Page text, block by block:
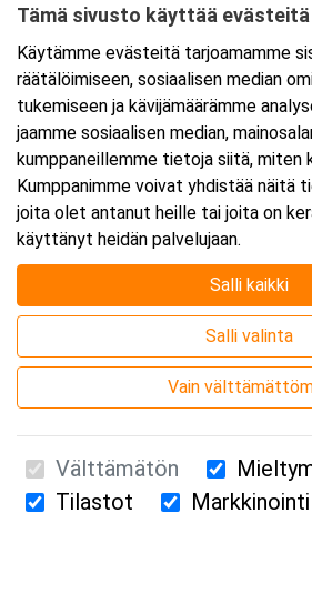
Tarkempi kartta ja ajo-ohjeet
Suomen Ensiapukoulutus Oy /
Tämä sivusto käyttää evästeitä
Käytämme evästeitä tarjoamamme
räätälöimiseen, sosiaalisen median
tukemiseen ja kävijämäärämme
jaamme sosiaalisen median,
kumppaneillemme tietoja siitä, miten
Kumppanimme voivat yhdistää näitä
joita olet antanut heille tai joita on
käyttänyt heidän palvelujaan.
Salli kaikki
Salli valinta
Vain
Välttämätön
Tilastot
Markkinointi